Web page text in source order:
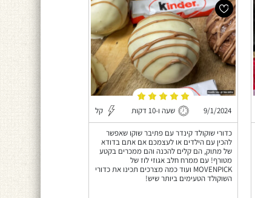
9/1/2024 שעה ו-10 דקות קל
כדורי שוקולד קינדר עם פתיבר שוקו שאפשר
להכין עם הילדים או לעצמכם אם אתם בדודא
של מתוק, הם קלים להכנה והם ממכרים בקטע
מטורף! עם ממרח חלב אגוזי לוז של
MOVENPICK ועוד כמה מצרכים תכינו את כדורי
השוקולד הטעימים ביותר שיש!